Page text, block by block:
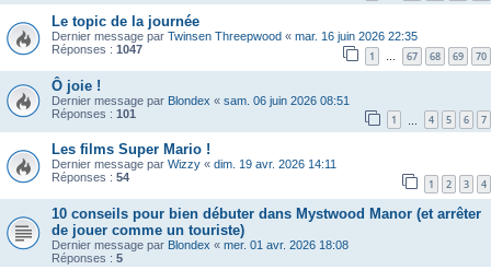
Le topic de la journée
Dernier message par Twinsen Threepwood « mar. 16 juin 2026 22:35
Réponses : 1047 1 … 67 68 69 70
Ô joie !
Dernier message par Blondex « sam. 06 juin 2026 08:51
Réponses : 101 1 4 5 6 7
Les films Super Mario !
Dernier message par Wizzy « dim. 19 avr. 2026 14:11
Réponses : 54 1 2 3 4
10 conseils pour bien débuter dans Mystwood Manor (et arrêter
de jouer comme un touriste)
Dernier message par Blondex « mer. 01 avr. 2026 18:08
Réponses : 5